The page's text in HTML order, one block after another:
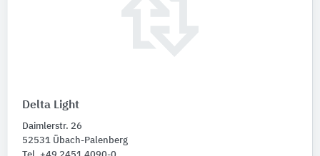
Delta Light
Daimlerstr. 26
52531 Übach-Palenberg